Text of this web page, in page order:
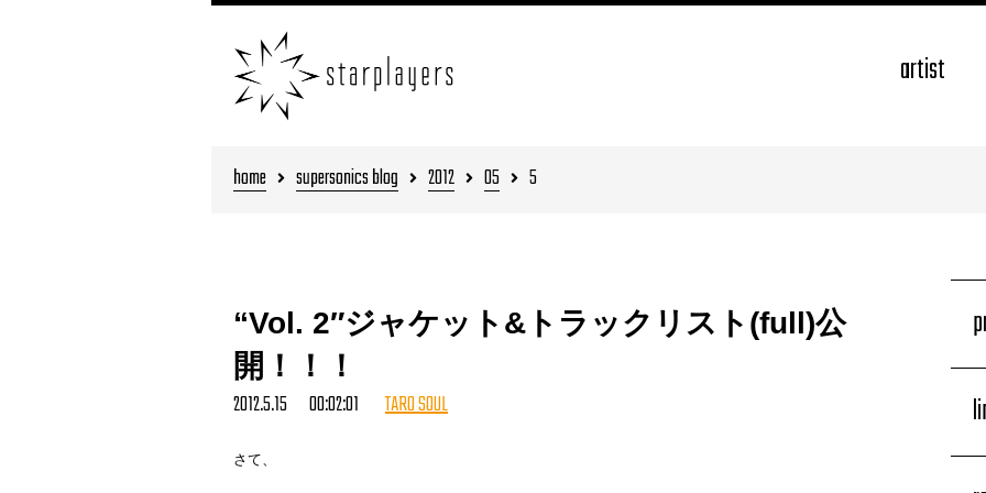
artist
home supersonics blog 2012 05 5
“Vol. 2″ジャケット&トラックリスト(full)公
開！！！
2012.5.15 00:02:01 TARO SOUL
さて、